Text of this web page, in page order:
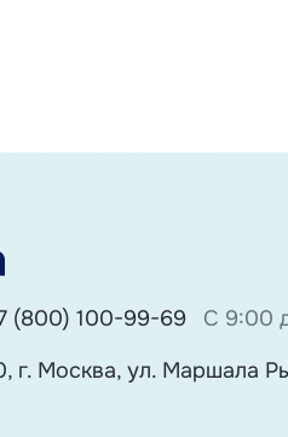
(800) 100-99-69
С 9:00
г. Москва, ул. Маршала